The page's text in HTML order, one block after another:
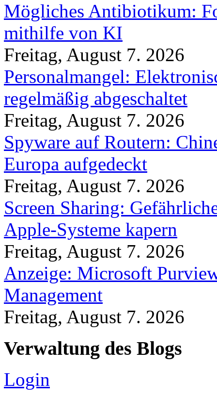
Mögliches Antibiotikum:
mithilfe von KI
Freitag, August 7. 2026
Personalmangel:
regelmäßig abgeschaltet
Freitag, August 7. 2026
Spyware auf Routern:
Europa aufgedeckt
Freitag, August 7. 2026
Screen Sharing:
Apple-Systeme kapern
Freitag, August 7. 2026
Anzeige: Microsoft
Management
Freitag, August 7. 2026
Verwaltung des Blogs
Login